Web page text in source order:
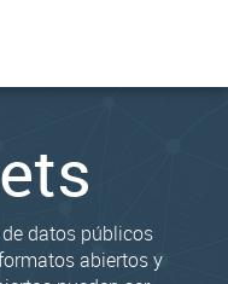
datos públicos
abiertos y